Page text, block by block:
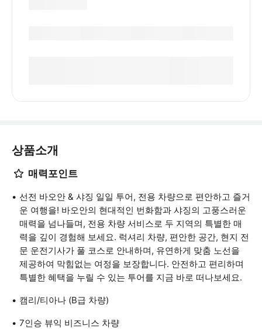
상품소개
매력포인트
선전 바오안 & 샤징 일일 투어, 전용 차량으로 편안하고 즐거
운 여행을! 바오안의 현대적인 번화함과 샤징의 고풍스러운
매력을 넘나들며, 전용 차량 서비스로 두 지역의 특별한 매
력을 깊이 경험해 보세요. 럭셔리 차량, 편안한 공간, 현지 전
문 운전기사가 풀 코스로 안내하며, 유연하게 맞춤 노선을
제공하여 막힘없는 여정을 보장합니다. 안전하고 편리하며
특별한 혜택을 누릴 수 있는 투어를 지금 바로 떠나보세요.
캠리/티아나 (B급 차량)
7인승 뷰익 비즈니스 차량